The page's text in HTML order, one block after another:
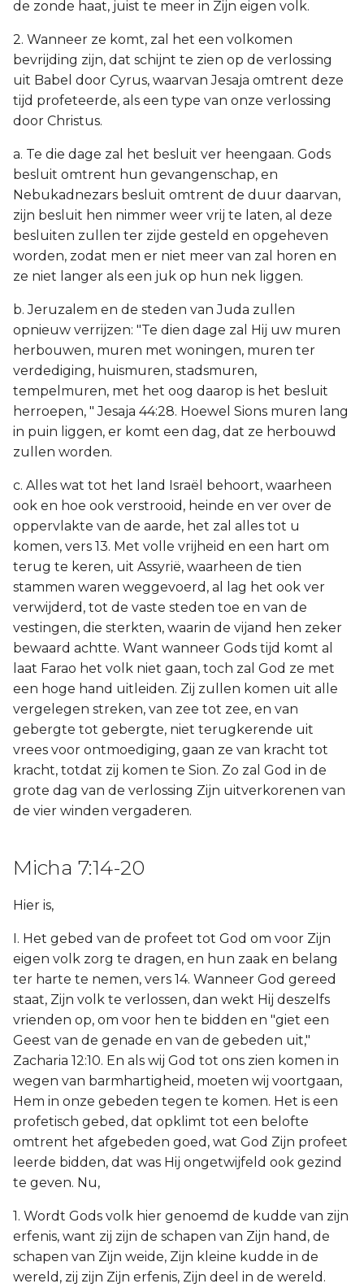
de zonde haat, juist te meer in Zijn eigen volk.
2. Wanneer ze komt, zal het een volkomen
bevrijding zijn, dat schijnt te zien op de verlossing
uit Babel door Cyrus, waarvan Jesaja omtrent deze
tijd profeteerde, als een type van onze verlossing
door Christus.
a. Te die dage zal het besluit ver heengaan. Gods
besluit omtrent hun gevangenschap, en
Nebukadnezars besluit omtrent de duur daarvan,
zijn besluit hen nimmer weer vrij te laten, al deze
besluiten zullen ter zijde gesteld en opgeheven
worden, zodat men er niet meer van zal horen en
ze niet langer als een juk op hun nek liggen.
b. Jeruzalem en de steden van Juda zullen
opnieuw verrijzen: "Te dien dage zal Hij uw muren
herbouwen, muren met woningen, muren ter
verdediging, huismuren, stadsmuren,
tempelmuren, met het oog daarop is het besluit
herroepen, " Jesaja 44:28. Hoewel Sions muren lang
in puin liggen, er komt een dag, dat ze herbouwd
zullen worden.
c. Alles wat tot het land Israël behoort, waarheen
ook en hoe ook verstrooid, heinde en ver over de
oppervlakte van de aarde, het zal alles tot u
komen, vers 13. Met volle vrijheid en een hart om
terug te keren, uit Assyrië, waarheen de tien
stammen waren weggevoerd, al lag het ook ver
verwijderd, tot de vaste steden toe en van de
vestingen, die sterkten, waarin de vijand hen zeker
bewaard achtte. Want wanneer Gods tijd komt al
laat Farao het volk niet gaan, toch zal God ze met
een hoge hand uitleiden. Zij zullen komen uit alle
vergelegen streken, van zee tot zee, en van
gebergte tot gebergte, niet terugkerende uit
vrees voor ontmoediging, gaan ze van kracht tot
kracht, totdat zij komen te Sion. Zo zal God in de
grote dag van de verlossing Zijn uitverkorenen van
de vier winden vergaderen.
Micha 7:14-20
Hier is,
I. Het gebed van de profeet tot God om voor Zijn
eigen volk zorg te dragen, en hun zaak en belang
ter harte te nemen, vers 14. Wanneer God gereed
staat, Zijn volk te verlossen, dan wekt Hij deszelfs
vrienden op, om voor hen te bidden en "giet een
Geest van de genade en van de gebeden uit,"
Zacharia 12:10. En als wij God tot ons zien komen in
wegen van barmhartigheid, moeten wij voortgaan,
Hem in onze gebeden tegen te komen. Het is een
profetisch gebed, dat opklimt tot een belofte
omtrent het afgebeden goed, wat God Zijn profeet
leerde bidden, dat was Hij ongetwijfeld ook gezind
te geven. Nu,
1. Wordt Gods volk hier genoemd de kudde van zijn
erfenis, want zij zijn de schapen van Zijn hand, de
schapen van Zijn weide, Zijn kleine kudde in de
wereld, zij zijn Zijn erfenis, Zijn deel in de wereld.